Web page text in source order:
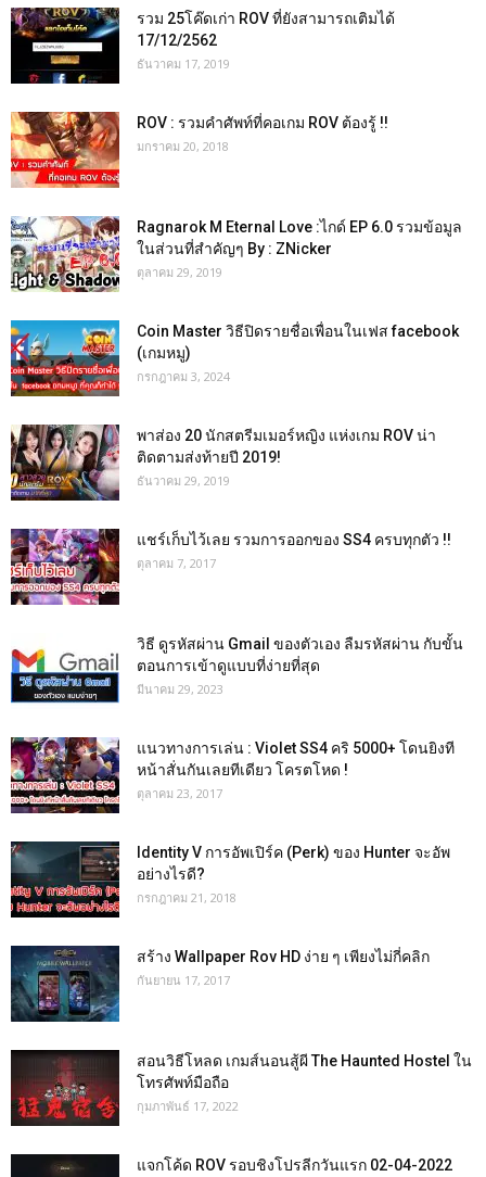
รวม 25โค๊ดเก่า ROV ที่ยังสามารถเติมได้
17/12/2562
ธันวาคม 17, 2019
ROV : รวมคำศัพท์ที่คอเกม ROV ต้องรู้ !!
มกราคม 20, 2018
Ragnarok M Eternal Love :ไกด์ EP 6.0 รวมข้อมูล
ในส่วนที่สำคัญๆ By : ZNicker
ตุลาคม 29, 2019
Coin Master วิธีปิดรายชื่อเพื่อนในเฟส facebook
(เกมหมู)
กรกฎาคม 3, 2024
พาส่อง 20 นักสตรีมเมอร์หญิง แห่งเกม ROV น่า
ติดตามส่งท้ายปี 2019!
ธันวาคม 29, 2019
แชร์เก็บไว้เลย รวมการออกของ SS4 ครบทุกตัว !!
ตุลาคม 7, 2017
วิธี ดูรหัสผ่าน Gmail ของตัวเอง ลืมรหัสผ่าน กับขั้น
ตอนการเข้าดูแบบที่ง่ายที่สุด
มีนาคม 29, 2023
แนวทางการเล่น : Violet SS4 คริ 5000+ โดนยิงที
หน้าสั่นกันเลยทีเดียว โครตโหด !
ตุลาคม 23, 2017
Identity V การอัพเปิร์ค (Perk) ของ Hunter จะอัพ
อย่างไรดี?
กรกฎาคม 21, 2018
สร้าง Wallpaper Rov HD ง่าย ๆ เพียงไม่กี่คลิก
กันยายน 17, 2017
สอนวิธีโหลด เกมส์นอนสู้ผี The Haunted Hostel ใน
โทรศัพท์มือถือ
กุมภาพันธ์ 17, 2022
แจกโค้ด ROV รอบชิงโปรลีกวันแรก 02-04-2022